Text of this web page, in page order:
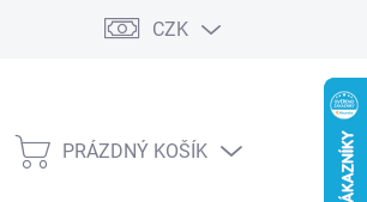
CZK
NÁKUPNÍ
PRÁZDNÝ KOŠÍK